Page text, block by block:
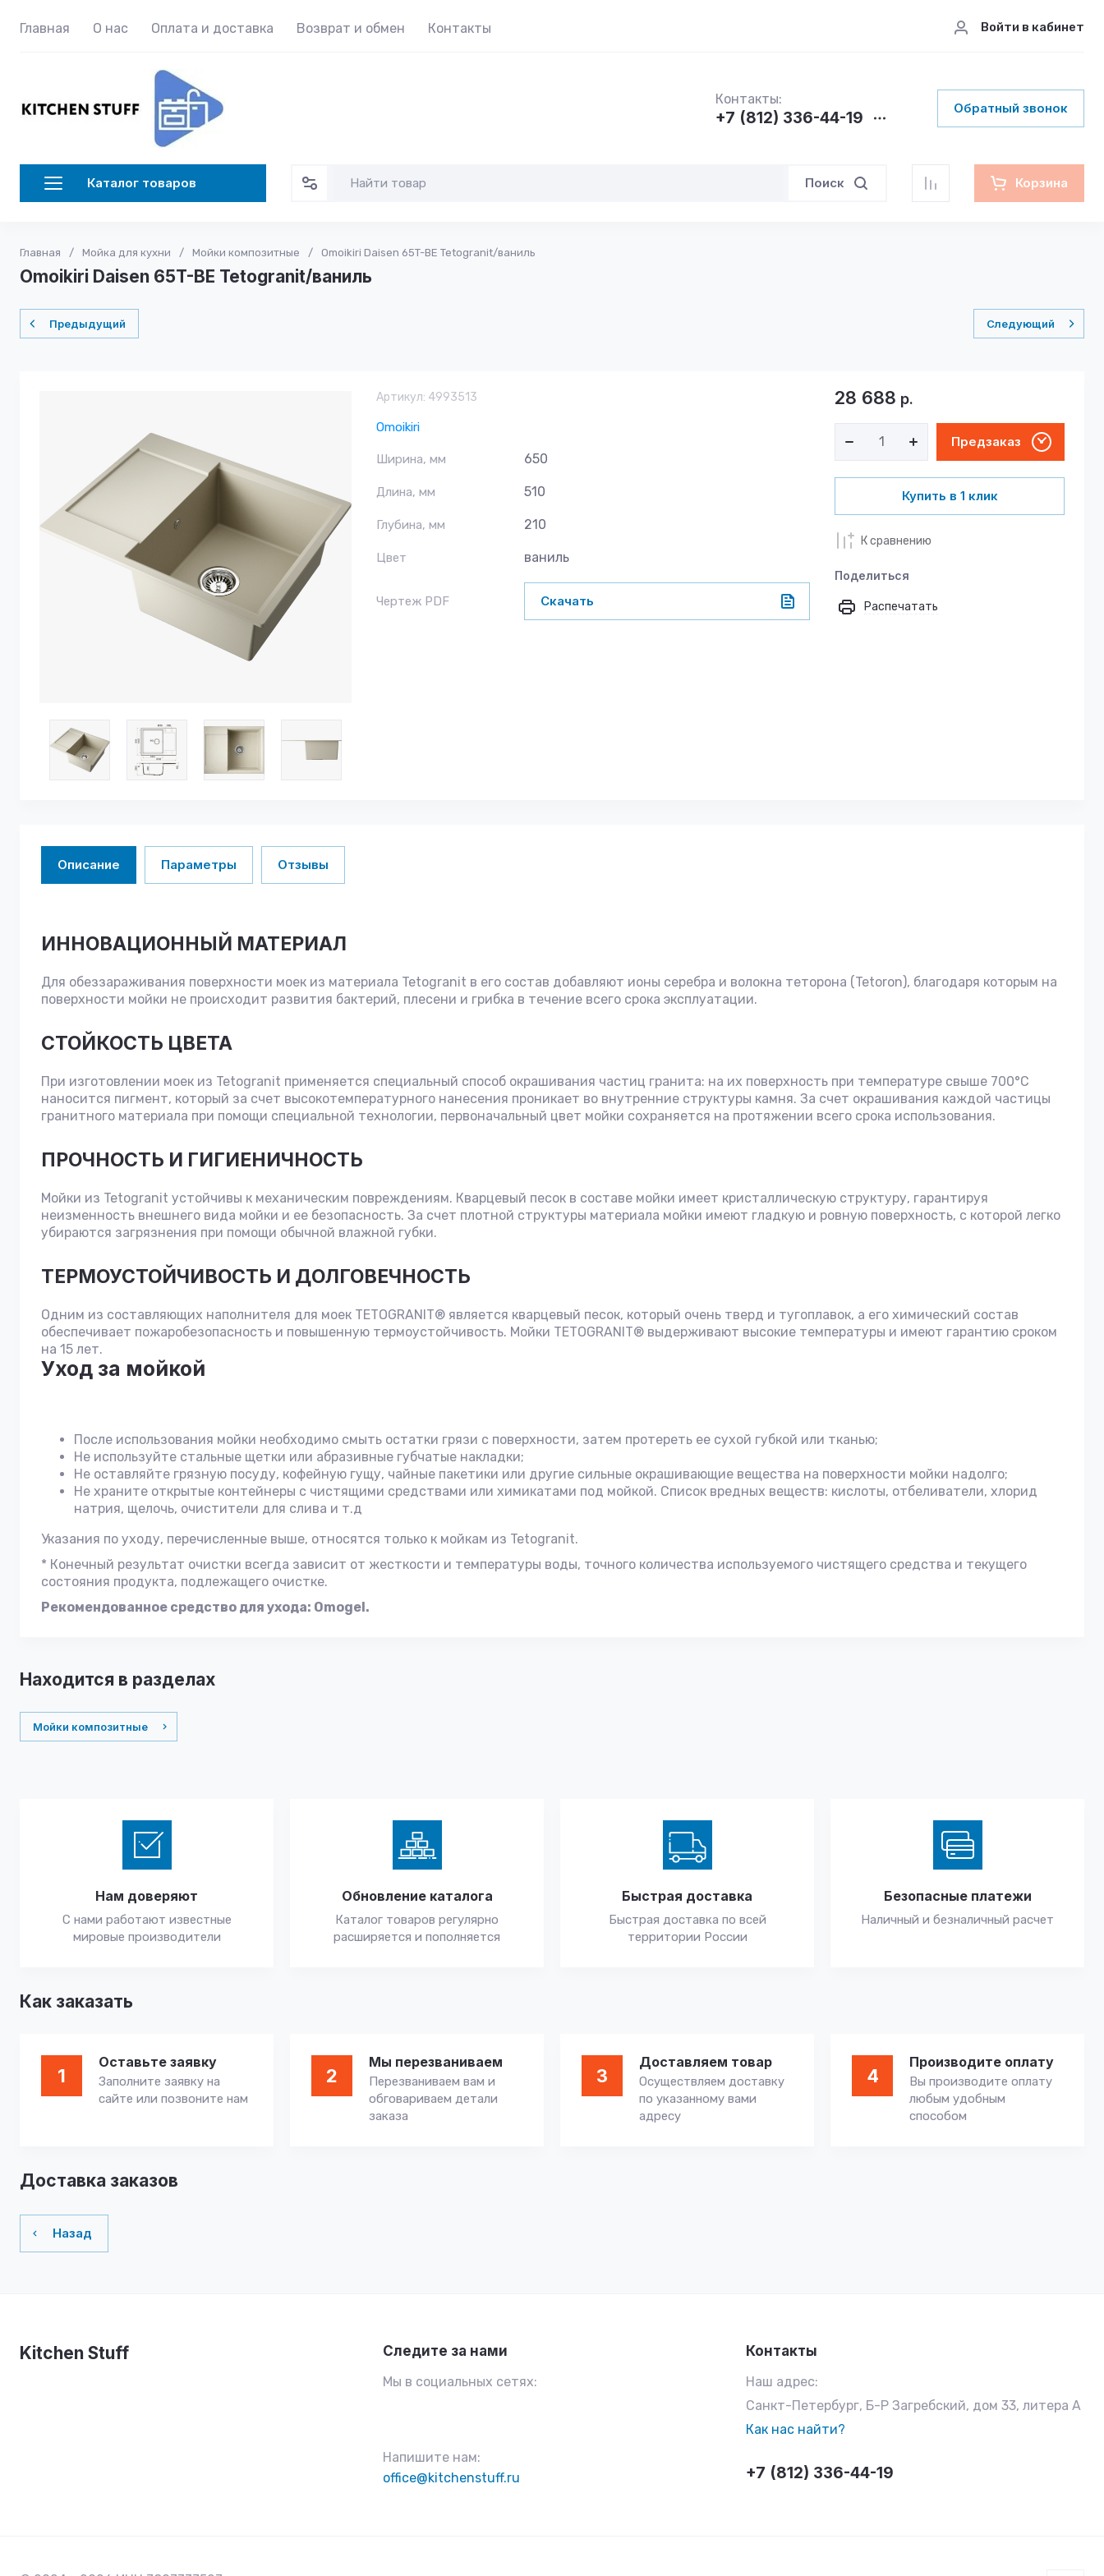
Главная О нас Оплата и доставка Возврат и обмен Контакты Войти в кабинет
Контакты:
+7 (812) 336-44-19
Обратный звонок
Каталог товаров Поиск Корзина
Главная / Мойка для кухни / Мойки композитные / Omoikiri Daisen 65T-BE Tetogranit/ваниль
Omoikiri Daisen 65T-BE Tetogranit/ваниль
Предыдущий Следующий
Артикул: 4993513
Omoikiri
Ширина, мм 650
Длина, мм 510
Глубина, мм 210
Цвет ваниль
Чертеж PDF Скачать
28 688 р.
Предзаказ
Купить в 1 клик
К сравнению
Поделиться
Распечатать
Описание Параметры Отзывы
ИННОВАЦИОННЫЙ МАТЕРИАЛ
Для обеззараживания поверхности моек из материала Tetogranit в его состав добавляют ионы серебра и волокна теторона (Tetoron), благодаря которым на
поверхности мойки не происходит развития бактерий, плесени и грибка в течение всего срока эксплуатации.
СТОЙКОСТЬ ЦВЕТА
При изготовлении моек из Tetogranit применяется специальный способ окрашивания частиц гранита: на их поверхность при температуре свыше 700°С
наносится пигмент, который за счет высокотемпературного нанесения проникает во внутренние структуры камня. За счет окрашивания каждой частицы
гранитного материала при помощи специальной технологии, первоначальный цвет мойки сохраняется на протяжении всего срока использования.
ПРОЧНОСТЬ И ГИГИЕНИЧНОСТЬ
Мойки из Tetogranit устойчивы к механическим повреждениям. Кварцевый песок в составе мойки имеет кристаллическую структуру, гарантируя
неизменность внешнего вида мойки и ее безопасность. За счет плотной структуры материала мойки имеют гладкую и ровную поверхность, с которой легко
убираются загрязнения при помощи обычной влажной губки.
ТЕРМОУСТОЙЧИВОСТЬ И ДОЛГОВЕЧНОСТЬ
Одним из составляющих наполнителя для моек TETOGRANIT® является кварцевый песок, который очень тверд и тугоплавок, а его химический состав
обеспечивает пожаробезопасность и повышенную термоустойчивость. Мойки TETOGRANIT® выдерживают высокие температуры и имеют гарантию сроком
на 15 лет.
Уход за мойкой
После использования мойки необходимо смыть остатки грязи с поверхности, затем протереть ее сухой губкой или тканью;
Не используйте стальные щетки или абразивные губчатые накладки;
Не оставляйте грязную посуду, кофейную гущу, чайные пакетики или другие сильные окрашивающие вещества на поверхности мойки надолго;
Не храните открытые контейнеры с чистящими средствами или химикатами под мойкой. Список вредных веществ: кислоты, отбеливатели, хлорид
натрия, щелочь, очистители для слива и т.д
Указания по уходу, перечисленные выше, относятся только к мойкам из Tetogranit.
* Конечный результат очистки всегда зависит от жесткости и температуры воды, точного количества используемого чистящего средства и текущего
состояния продукта, подлежащего очистке.
Рекомендованное средство для ухода: Omogel.
Находится в разделах
Мойки композитные
Нам доверяют
С нами работают известные
мировые производители
Обновление каталога
Каталог товаров регулярно
расширяется и пополняется
Быстрая доставка
Быстрая доставка по всей
территории России
Безопасные платежи
Наличный и безналичный расчет
Как заказать
1
Оставьте заявку
Заполните заявку на
сайте или позвоните нам
2
Мы перезваниваем
Перезваниваем вам и
обговариваем детали
заказа
3
Доставляем товар
Осуществляем доставку
по указанному вами
адресу
4
Производите оплату
Вы производите оплату
любым удобным
способом
Доставка заказов
Назад
Kitchen Stuff Следите за нами
Мы в социальных сетях:
Напишите нам:
office@kitchenstuff.ru
Контакты
Наш адрес:
Санкт-Петербург, Б-Р Загребский, дом 33, литера А
Как нас найти?
+7 (812) 336-44-19